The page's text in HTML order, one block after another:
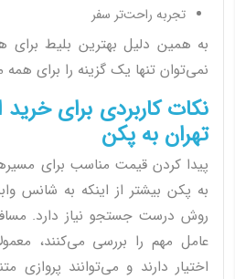
تجربه راحت‌تر سفر
به همین دلیل بهترین بلیط
نمی‌توان تنها یک گزینه را برای
نکات کاربردی برای خرید
تهران به پکن
پیدا کردن قیمت مناسب برای
به پکن بیشتر از اینکه به شانس
روش درست جستجو نیاز دارد.
عامل مهم را بررسی می‌کنند،
اختیار دارند و می‌توانند پروازی